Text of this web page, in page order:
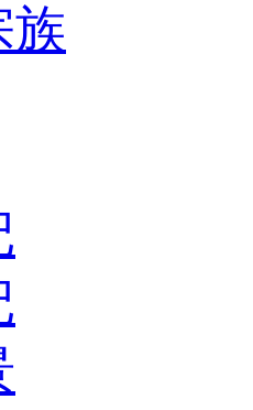
族